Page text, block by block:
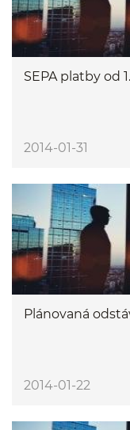
SEPA platby od
2014-01-31
Plánovaná
2014-01-22